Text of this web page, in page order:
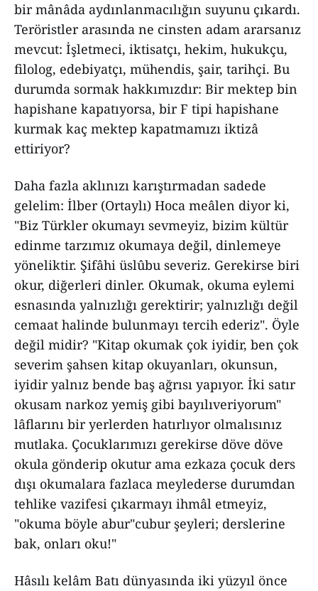
bir mânâda aydınlanmacılığın suyunu çıkardı.
Teröristler arasında ne cinsten adam ararsanız
mevcut: İşletmeci, iktisatçı, hekim, hukukçu,
filolog, edebiyatçı, mühendis, şair, tarihçi. Bu
durumda sormak hakkımızdır: Bir mektep bin
hapishane kapatıyorsa, bir F tipi hapishane
kurmak kaç mektep kapatmamızı iktizâ
ettiriyor?
Daha fazla aklınızı karıştırmadan sadede
gelelim: İlber (Ortaylı) Hoca meâlen diyor ki,
"Biz Türkler okumayı sevmeyiz, bizim kültür
edinme tarzımız okumaya değil, dinlemeye
yöneliktir. Şifâhi üslûbu severiz. Gerekirse biri
okur, diğerleri dinler. Okumak, okuma eylemi
esnasında yalnızlığı gerektirir; yalnızlığı değil
cemaat halinde bulunmayı tercih ederiz". Öyle
değil midir? "Kitap okumak çok iyidir, ben çok
severim şahsen kitap okuyanları, okunsun,
iyidir yalnız bende baş ağrısı yapıyor. İki satır
okusam narkoz yemiş gibi bayılıveriyorum"
lâflarını bir yerlerden hatırlıyor olmalısınız
mutlaka. Çocuklarımızı gerekirse döve döve
okula gönderip okutur ama ezkaza çocuk ders
dışı okumalara fazlaca meylederse durumdan
tehlike vazifesi çıkarmayı ihmâl etmeyiz,
"okuma böyle abur"cubur şeyleri; derslerine
bak, onları oku!"
Hâsılı kelâm Batı dünyasında iki yüzyıl önce